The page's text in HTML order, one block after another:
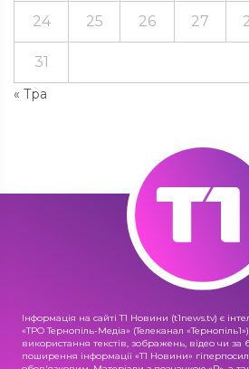
« Тра
24 25 26 27
31
Інформація на сайті Т1 Новини (t1news.tv) є
«ТРО Тернопіль-Медіа» (Телеканал
використання текстів, зображень, відео чи за
поширення інформації «Т1 Новини»